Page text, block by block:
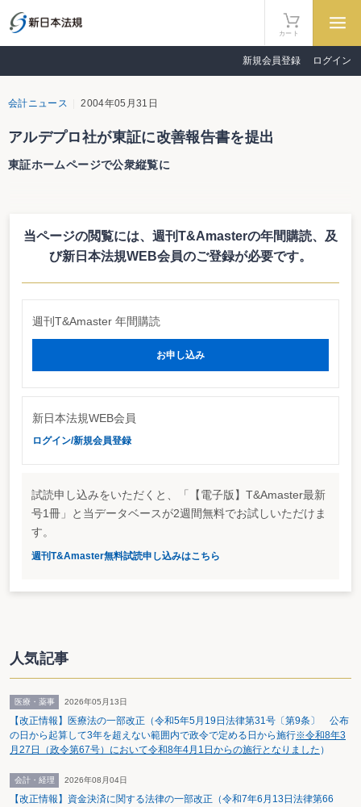
カート
新規会員登録 ログイン
会計ニュース 2004年05月31日
アルデプロ社が東証に改善報告書を提出
東証ホームページで公衆縦覧に
引業者免許が４月８日に取り消されたにもかかわらず、適時開示が４月28日と
なってしまった経緯が報告されるとともに、改善措置の内容等が示されてい
る。適時開示に関する知識不足・前社長への情報の一極集中が開示遅れの主因
改善報告書の提出は昨年７月のアドバックス社に次ぐもので、今年は同社が
改善報告書はこちら
当ページの閲覧には、週刊T&Amasterの年間購読、 及
び新日本法規WEB会員のご登録が必要です。
週刊T&Amaster 年間購読
お申し込み
新日本法規WEB会員
ログイン/新規会員登録
試読申し込みをいただくと、「【電子版】T&Amaster最新
号1冊」と当データベースが2週間無料でお試しいただけま
す。
週刊T&Amaster無料試読申し込みはこちら
人気記事
医療・薬事 2026年05月13日
【改正情報】医療法の一部改正（令和5年5月19日法律第31号〔第9条〕 公布
の日から起算して3年を超えない範囲内で政令で定める日から施行※令和8年3
月27日（政令第67号）において令和8年4月1日からの施行となりました ）
会計・経理 2026年08月04日
【改正情報】資金決済に関する法律の一部改正（令和7年6月13日法律第66